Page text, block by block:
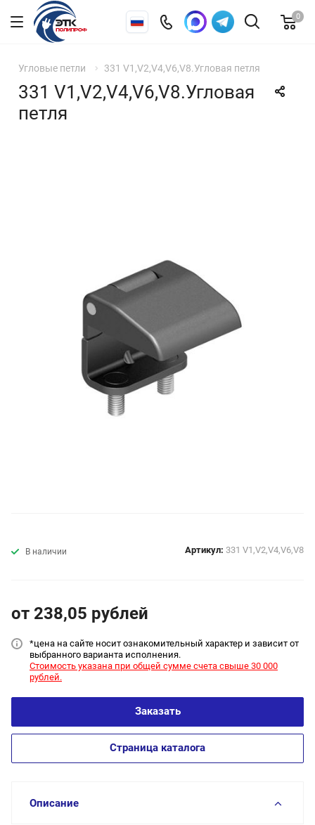
0
Угловые петли 331 V1,V2,V4,V6,V8.Угловая петля
331 V1,V2,V4,V6,V8.Угловая
петля
В наличии Артикул: 331 V1,V2,V4,V6,V8
от 238,05 рублей
*цена на сайте носит ознакомительный характер и зависит от
выбранного варианта исполнения.
Стоимость указана при общей сумме счета свыше 30 000
рублей.
Заказать
Страница каталога
Описание